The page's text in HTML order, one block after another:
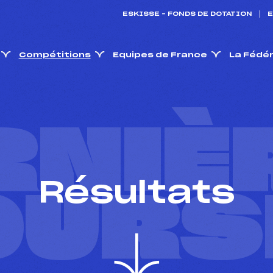
ESKISSE – FONDS DE DOTATION
Compétitions Equipes de France La
Résultats